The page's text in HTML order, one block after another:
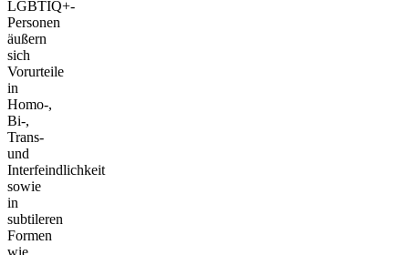
LGBTIQ+-
Personen
äußern
sich
Vorurteile
in
Homo-,
Bi-,
Trans-
und
Interfeindlichkeit
sowie
in
subtileren
Formen